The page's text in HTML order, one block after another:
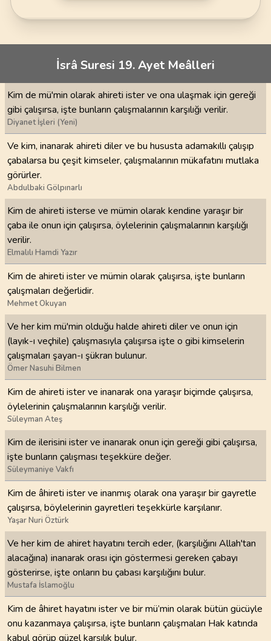
İsrâ Suresi 19. Ayet Meâlleri
Kim de mü'min olarak ahireti ister ve ona ulaşmak için gereği
gibi çalışırsa, işte bunların çalışmalarının karşılığı verilir.
Diyanet İşleri (Yeni)
Ve kim, inanarak ahireti diler ve bu hususta adamakıllı çalışıp
çabalarsa bu çeşit kimseler, çalışmalarının mükafatını mutlaka
görürler.
Abdulbaki Gölpınarlı
Kim de ahireti isterse ve mümin olarak kendine yaraşır bir
çaba ile onun için çalışırsa, öylelerinin çalışmalarının karşılığı
verilir.
Elmalılı Hamdi Yazır
Kim de ahireti ister ve mümin olarak çalışırsa, işte bunların
çalışmaları değerlidir.
Mehmet Okuyan
Ve her kim mü'min olduğu halde ahireti diler ve onun için
(layık-ı veçhile) çalışmasıyla çalışırsa işte o gibi kimselerin
çalışmaları şayan-ı şükran bulunur.
Ömer Nasuhi Bilmen
Kim de ahireti ister ve inanarak ona yaraşır biçimde çalışırsa,
öylelerinin çalışmalarının karşılığı verilir.
Süleyman Ateş
Kim de ilerisini ister ve inanarak onun için gereği gibi çalışırsa,
işte bunların çalışması teşekküre değer.
Süleymaniye Vakfı
Kim de âhireti ister ve inanmış olarak ona yaraşır bir gayretle
çalışırsa, böylelerinin gayretleri teşekkürle karşılanır.
Yaşar Nuri Öztürk
Ve her kim de ahiret hayatını tercih eder, (karşılığını Allah'tan
alacağına) inanarak orası için göstermesi gereken çabayı
gösterirse, işte onların bu çabası karşılığını bulur.
Mustafa İslamoğlu
Kim de âhiret hayatını ister ve bir mü’min olarak bütün gücüyle
onu kazanmaya çalışırsa, işte bunların çalışmaları Hak katında
kabul görüp güzel karşılık bulur.